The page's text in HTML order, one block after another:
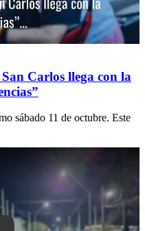
Carlos llega con la
sábado 11 de octubre. Este